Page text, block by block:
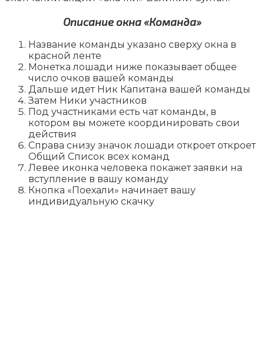
Описание окна «Команда»
Название команды указано сверху окна в
красной ленте
Монетка лошади ниже показывает общее
число очков вашей команды
Дальше идет Ник Капитана вашей команды
Затем Ники участников
Под участниками есть чат команды, в
котором вы можете координировать свои
действия
Справа снизу значок лошади откроет откроет
Общий Список всех команд
Левее иконка человека покажет заявки на
вступление в вашу команду
Кнопка «Поехали» начинает вашу
индивидуальную скачку